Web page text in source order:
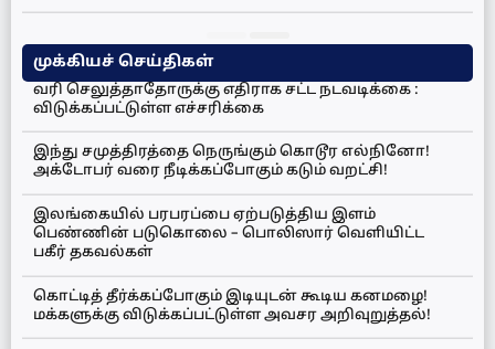
முக்கியச் செய்திகள்
வரி செலுத்தாதோருக்கு எதிராக சட்ட நடவடிக்கை :
விடுக்கப்பட்டுள்ள எச்சரிக்கை
இந்து சமுத்திரத்தை நெருங்கும் கொடூர எல்நினோ!
அக்டோபர் வரை நீடிக்கப்போகும் கடும் வறட்சி!
இலங்கையில் பரபரப்பை ஏற்படுத்திய இளம்
பெண்ணின் படுகொலை – பொலிஸார் வெளியிட்ட
பகீர் தகவல்கள்
கொட்டித் தீர்க்கப்போகும் இடியுடன் கூடிய கனமழை!
மக்களுக்கு விடுக்கப்பட்டுள்ள அவசர அறிவுறுத்தல்!